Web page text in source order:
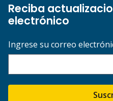
Reciba
electrónico
Ingrese su correo